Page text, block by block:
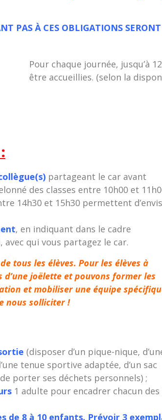
PAS À CES OBLIGATIONS SERONT
Pour chaque journée, jusqu’à
être accueillies. (selon la
partageant le car avant
des classes entre 10h00 et
14h30 et 15h30 permettent
, en indiquant dans le cadre
qui vous partagez le car.
de tous les élèves. Pour les élèves à
joëlette et pouvons former les
et mobiliser une équipe
nous solliciter !
(disposer d’un pique-nique,
tenue sportive adaptée, d’un sac
porter ses déchets personnels) ;
1 adulte pour encadrer chacun des
de 8 à 10 enfants. Prévoir 3